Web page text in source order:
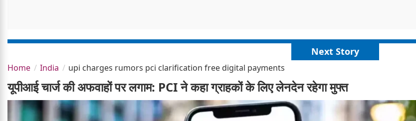
Next Story
Home India upi charges rumors pci clarification free digital payments
यूपीआई चार्ज की अफवाहों पर लगाम: PCI ने कहा ग्राहकों के लिए लेनदेन रहेगा मुफ्त